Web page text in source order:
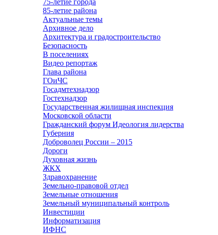
75-летие города
85-летие района
Актуальные темы
Архивное дело
Архитектура и градостроительство
Безопасность
В поселениях
Видео репортаж
Глава района
ГОиЧС
Госадмтехнадзор
Гостехнадзор
Государственная жилищная инспекция
Московской области
Гражданский форум Идеология лидерства
Губерния
Доброволец России – 2015
Дороги
Духовная жизнь
ЖКХ
Здравохранение
Земельно-правовой отдел
Земельные отношения
Земельный муниципальный контроль
Инвестиции
Информатизация
ИФНС